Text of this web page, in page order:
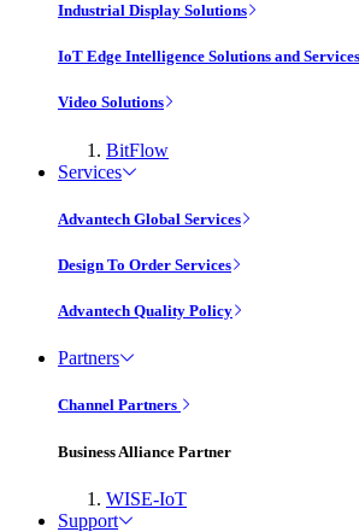
Industrial Display Solutions
IoT Edge Intelligence Solutions and Services
Video Solutions
BitFlow
Services
Advantech Global Services
Design To Order Services
Advantech Quality Policy
Partners
Channel Partners
Business Alliance Partner
WISE-IoT
Support